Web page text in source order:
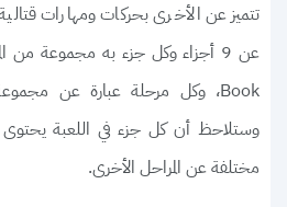
تتميز عن الأخرى بحركات ومهارات
عن 9 أجزاء وكل جزء به مجموعة
وستلاحظ أن كل جزء في اللعبة
مختلفة عن المراحل الأخرى.